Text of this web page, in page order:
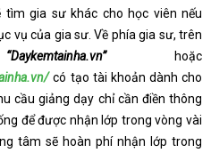
gia sư khác cho học viên nếu
vụ của gia sư. Về phía gia sư, trên
“Daykemtainha.vn”
hoặc
có tạo tài khoản dành cho
cầu giảng dạy chỉ cần điền thông
để được nhận lớp trong vòng vài
tâm sẽ hoàn phí nhận lớp trong